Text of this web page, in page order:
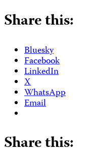
Share this:
Bluesky
Facebook
LinkedIn
X
WhatsApp
Email
Share this: